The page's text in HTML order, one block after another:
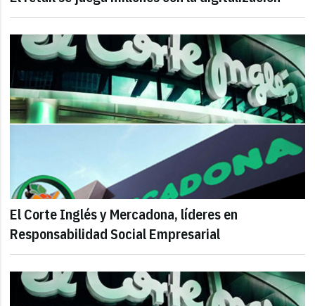
El Corte Inglés y Mercadona, líderes en
Responsabilidad Social Empresarial